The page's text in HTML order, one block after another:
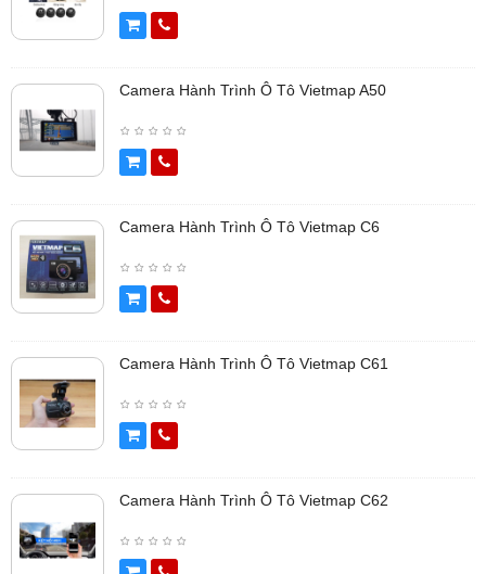
Camera Hành Trình Ô Tô Vietmap A50
Camera Hành Trình Ô Tô Vietmap C6
Camera Hành Trình Ô Tô Vietmap C61
Camera Hành Trình Ô Tô Vietmap C62